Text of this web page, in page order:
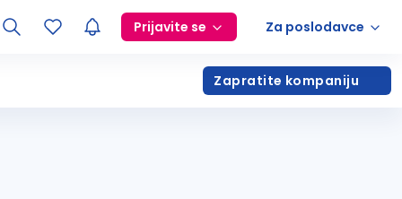
Prijavite se Za poslodavce
Zapratite kompaniju